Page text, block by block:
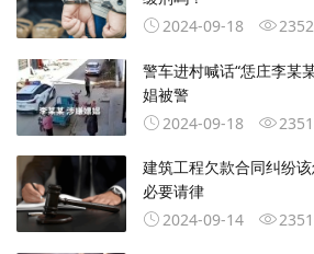
2024-09-18
警车进村喊话“恁庄李某
娼被警
2024-09-18
建筑工程欠款合同纠纷
必要请律
2024-09-14